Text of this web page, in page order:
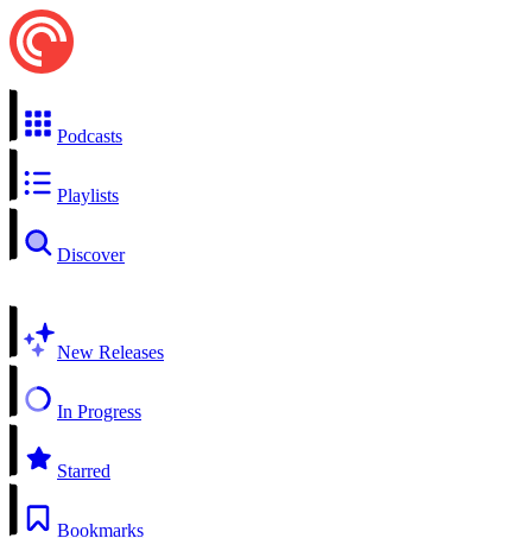
Podcasts
Playlists
Discover
New Releases
In Progress
Starred
Bookmarks